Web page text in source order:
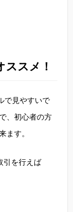
ススメ！
で見やすいで
、初心者の方
ます。
引を行えば